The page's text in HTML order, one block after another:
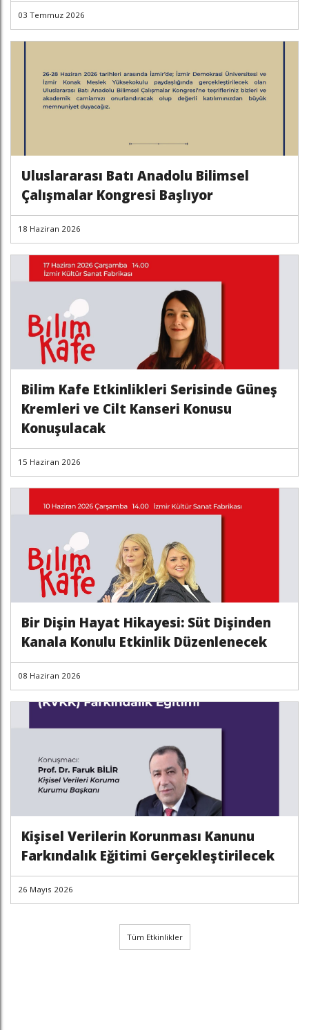
03 Temmuz 2026
Uluslararası Batı Anadolu Bilimsel
Çalışmalar Kongresi Başlıyor
18 Haziran 2026
Bilim Kafe Etkinlikleri Serisinde Güneş
Kremleri ve Cilt Kanseri Konusu
Konuşulacak
15 Haziran 2026
Bir Dişin Hayat Hikayesi: Süt Dişinden
Kanala Konulu Etkinlik Düzenlenecek
08 Haziran 2026
Kişisel Verilerin Korunması Kanunu
Farkındalık Eğitimi Gerçekleştirilecek
26 Mayıs 2026
Tüm Etkinlikler